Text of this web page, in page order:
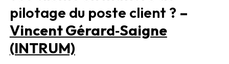
pilotage du poste client ? –
Vincent Gérard‑Saigne
(INTRUM)